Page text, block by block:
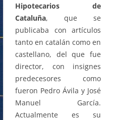
Hipotecarios de
Cataluña, que se
publicaba con artículos
tanto en catalán como en
castellano, del que fue
director, con insignes
predecesores como
fueron Pedro Ávila y José
Manuel García.
Actualmente es su